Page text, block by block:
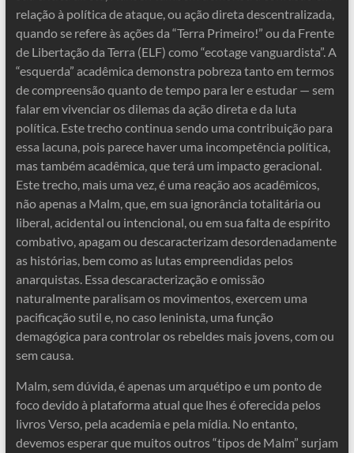
relação à política de ataque, ou ação direta descentralizada,
quando se refere às ações da “Terra Primeiro!” ou da Frente
de Libertação da Terra (ELF) como “ecotage vanguardista”. A
“esquerda” acadêmica demonstra pobreza tanto em termos
de compreensão quanto de tempo para ler e estudar — sem
falar em vivenciar os dilemas da ação direta e da luta
política. Este trecho continua sendo uma contribuição para
essa lacuna, pois parece haver uma incompetência política,
mas também acadêmica, que terá um impacto geracional.
Este trecho, mais uma vez, é uma reação aos acadêmicos,
não apenas a Malm, que, em sua ignorância totalitária ou
liberal, acidental ou intencional, ou em sua falta de espírito
combativo, apagam ou descaracterizam desordenadamente
as histórias, bem como as lutas empreendidas pelos
anarquistas. Essa descaracterização e omissão
naturalmente paralisam os movimentos, exercem uma
pacificação sutil e, no caso leninista, uma função
demagógica para controlar os rebeldes mais jovens, com ou
sem causa.
Malm, sem dúvida, é apenas um arquétipo e um ponto de
foco devido à plataforma atual que lhes é oferecida pelos
livros Verso, pela academia e pela mídia. No entanto,
devemos esperar que muitos outros “tipos de Malm” surjam